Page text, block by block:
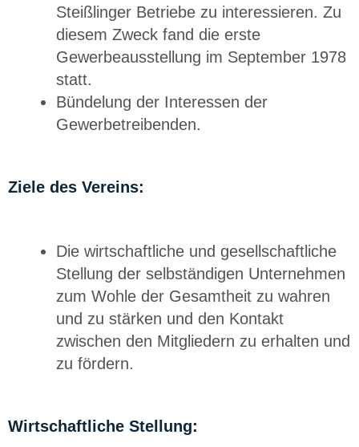
Steißlinger Betriebe zu interessieren. Zu
diesem Zweck fand die erste
Gewerbeausstellung im September 1978
statt.
Bündelung der Interessen der
Gewerbetreibenden.
Ziele des Vereins:
Die wirtschaftliche und gesellschaftliche
Stellung der selbständigen Unternehmen
zum Wohle der Gesamtheit zu wahren
und zu stärken und den Kontakt
zwischen den Mitgliedern zu erhalten und
zu fördern.
Wirtschaftliche Stellung: